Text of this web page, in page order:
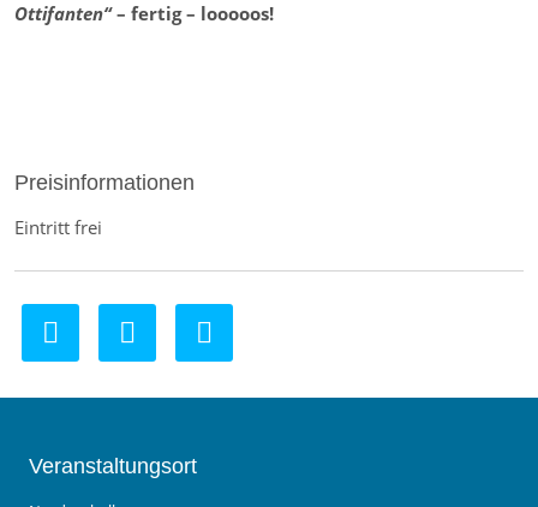
Ottifanten“– fertig – looooos!
Preisinformationen
Eintritt frei
Veranstaltungsort